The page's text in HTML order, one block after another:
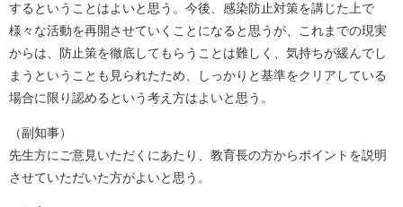
するということはよいと思う。今後、感染防止対策を講じた上で
様々な活動を再開させていくことになると思うが、これまでの現実
からは、防止策を徹底してもらうことは難しく、気持ちが緩んでし
まうということも見られたため、しっかりと基準をクリアしている
場合に限り認めるという考え方はよいと思う。
（副知事）
先生方にご意見いただくにあたり、教育長の方からポイントを説明
させていただいた方がよいと思う。